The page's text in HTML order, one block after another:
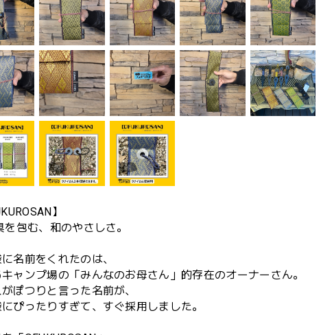
】
包む、和のやさしさ。
名前をくれたのは、
ャンプ場の「みんなのお母さん」的存在のオーナーさん。
ぽつりと言った名前が、
ぴったりすぎて、すぐ採用しました。